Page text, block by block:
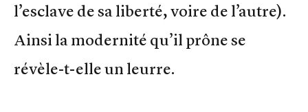
l’esclave de sa liberté, voire de l’autre).
Ainsi la modernité qu’il prône se
révèle-t-elle un leurre.